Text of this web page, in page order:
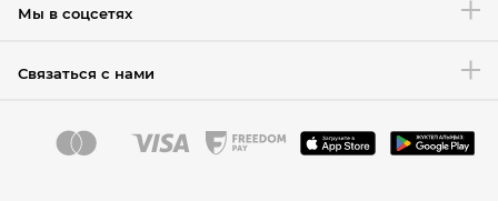
Мы в соцсетях
Связаться с нами